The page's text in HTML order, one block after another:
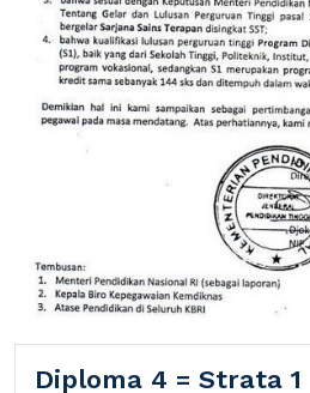
Diploma 4 = Strata 1